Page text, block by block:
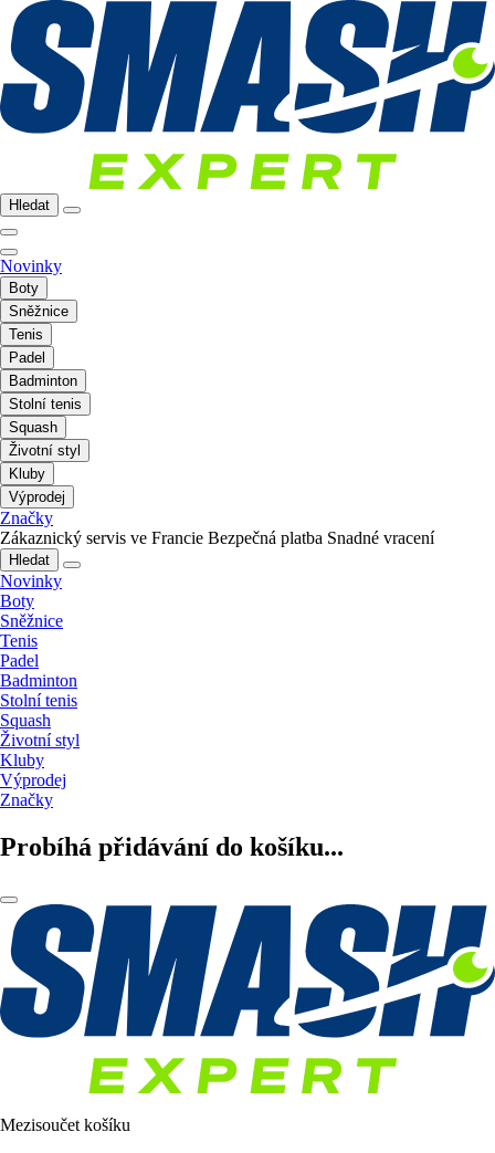
Hledat
Novinky
Boty
Sněžnice
Tenis
Padel
Badminton
Stolní tenis
Squash
Životní styl
Kluby
Výprodej
Značky
Zákaznický servis ve Francie Bezpečná platba Snadné vracení
Hledat
Novinky
Boty
Sněžnice
Tenis
Padel
Badminton
Stolní tenis
Squash
Životní styl
Kluby
Výprodej
Značky
Probíhá přidávání do košíku...
Mezisoučet košíku